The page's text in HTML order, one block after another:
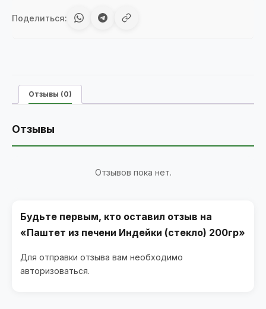
Поделиться:
Отзывы (0)
Отзывы
Отзывов пока нет.
Будьте первым, кто оставил отзыв на
«Паштет из печени Индейки (стекло) 200гр»
Для отправки отзыва вам необходимо
авторизоваться.